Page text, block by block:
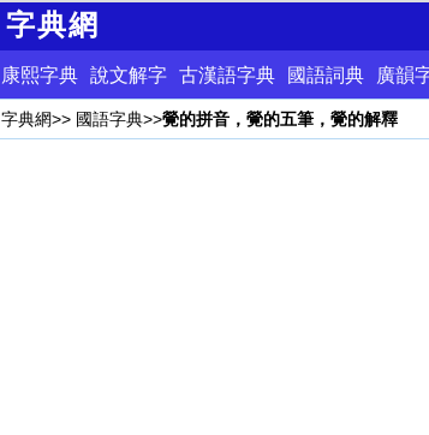
字典網
康熙字典 說文解字 古漢語字典 國語詞典 廣韻
字典網>> 國語字典>>覮的拼音，覮的五筆，覮的解釋